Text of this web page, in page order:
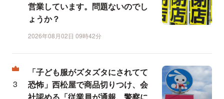
営業しています。問題ないのでし
ょうか？
2026年08月02日 09時42分
「子ども服がズタズタにされてて
恐怖」西松屋で商品切りつけ、会